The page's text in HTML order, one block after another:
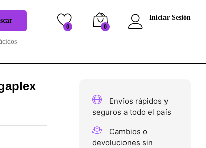
0 0
Iniciar Sesión
Envíos rápidos y
seguros a todo el país
Cambios o
devoluciones sin
$90.000